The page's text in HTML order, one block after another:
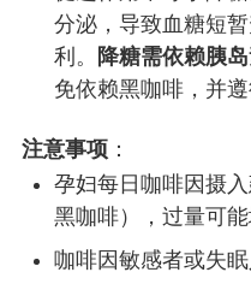
分泌，导致血糖短
利。
降糖需依赖胰
免依赖黑咖啡，并遵
注意事项 ：
孕妇每日咖啡因摄
黑咖啡），过量可能
咖啡因敏感者或失